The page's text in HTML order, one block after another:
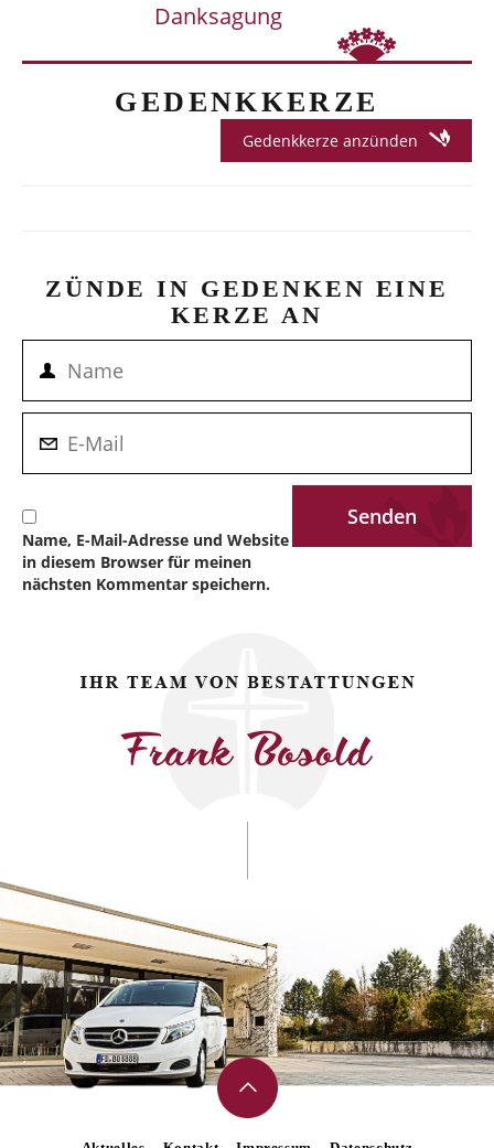
Danksagung
GEDENKKERZE
Gedenkkerze anzünden
ZÜNDE IN GEDENKEN EINE
KERZE AN
Name, E-Mail-Adresse und Website
in diesem Browser für meinen
nächsten Kommentar speichern.